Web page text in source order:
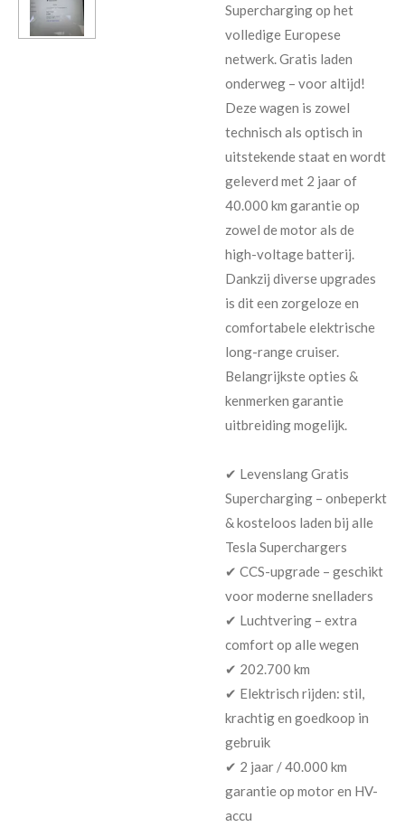
Supercharging op het
volledige Europese
netwerk. Gratis laden
onderweg – voor altijd!
Deze wagen is zowel
technisch als optisch in
uitstekende staat en wordt
geleverd met 2 jaar of
40.000 km garantie op
zowel de motor als de
high-voltage batterij.
Dankzij diverse upgrades
is dit een zorgeloze en
comfortabele elektrische
long-range cruiser.
Belangrijkste opties &
kenmerken garantie
uitbreiding mogelijk.
✔ Levenslang Gratis
Supercharging – onbeperkt
& kosteloos laden bij alle
Tesla Superchargers
✔ CCS-upgrade – geschikt
voor moderne snelladers
✔ Luchtvering – extra
comfort op alle wegen
✔ 202.700 km
✔ Elektrisch rijden: stil,
krachtig en goedkoop in
gebruik
✔ 2 jaar / 40.000 km
garantie op motor en HV-
accu